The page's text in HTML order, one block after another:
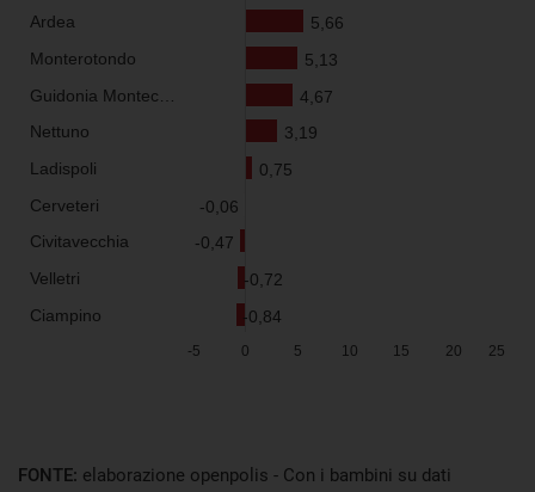
FONTE: elaborazione openpolis - Con i bambini su dati